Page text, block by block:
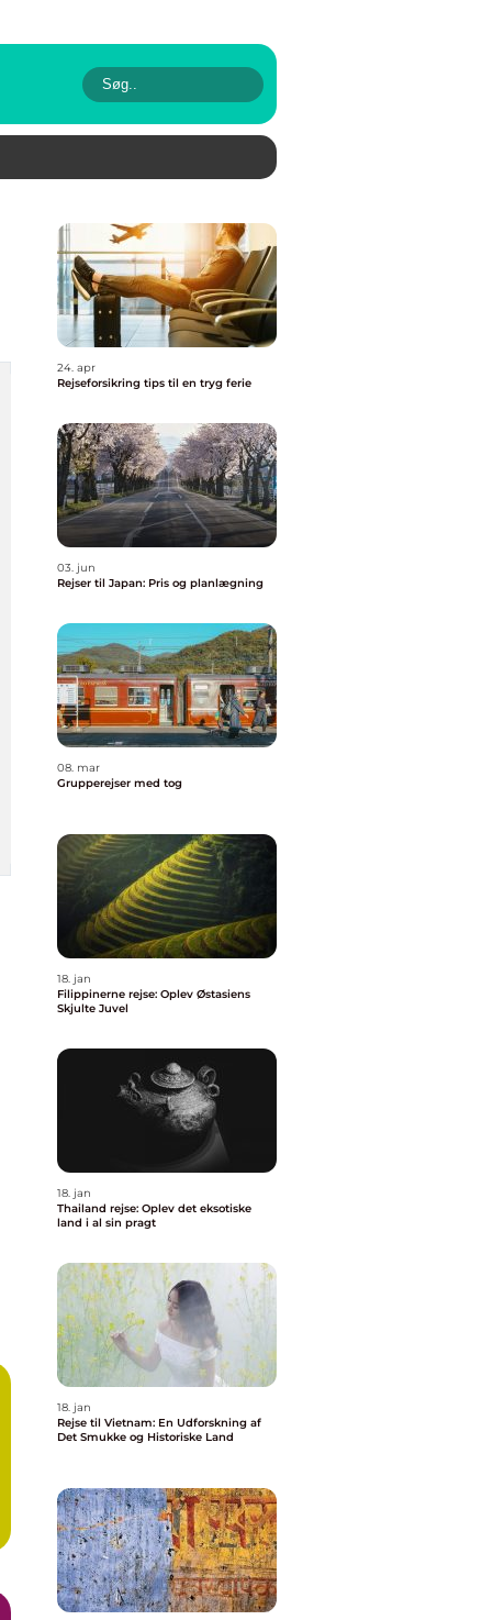
24. apr
Rejseforsikring tips til en tryg ferie
03. jun
Rejser til Japan: Pris og planlægning
08. mar
Grupperejser med tog
18. jan
Filippinerne rejse: Oplev Østasiens
Skjulte Juvel
18. jan
Thailand rejse: Oplev det eksotiske
land i al sin pragt
18. jan
Rejse til Vietnam: En Udforskning af
Det Smukke og Historiske Land